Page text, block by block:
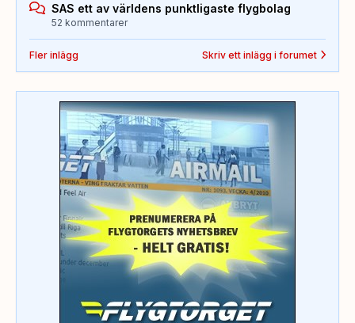
SAS ett av världens punktligaste flygbolag
52 kommentarer
Fler inlägg Skriv ett inlägg i forumet